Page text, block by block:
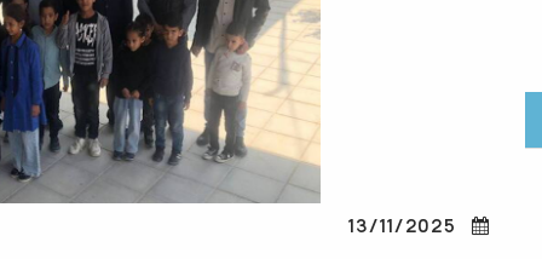
13/11/2025
الاحتفالات بالاعياد الوطنيه انطلاق